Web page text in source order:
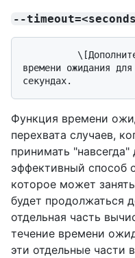
--
времени ожидания
Функция времени
перехвата случаев,
принимать
эффективный способ
которое может
будет продолжаться
отдельная часть
течение времени
эти отдельные части